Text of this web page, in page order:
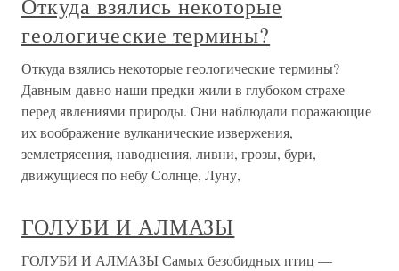
Откуда взялись некоторые
геологические термины?
Откуда взялись некоторые геологические термины?
Давным-давно наши предки жили в глубоком страхе
перед явлениями природы. Они наблюдали поражающие
их воображение вулканические извержения,
землетрясения, наводнения, ливни, грозы, бури,
движущиеся по небу Солнце, Луну,
ГОЛУБИ И АЛМАЗЫ
ГОЛУБИ И АЛМАЗЫ Самых безобидных птиц —